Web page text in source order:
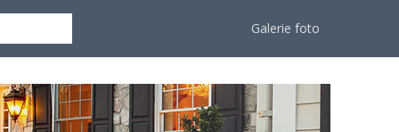
Galerie foto